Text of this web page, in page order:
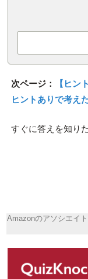
次ページ：
【ヒン
ヒントありで考え
すぐに答えを知り
Amazonのアソシエイ